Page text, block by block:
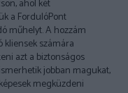
ahol két
a FordulóPont
műhelyt. A hozzám
kliensek számára
azt a biztonságos
jobban magukat,
megküzdeni